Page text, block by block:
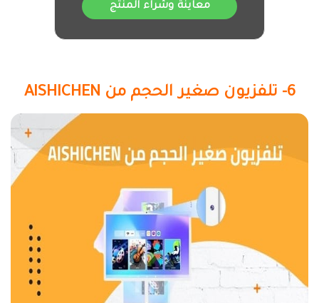
معاينة وشراء المنتج
6- تلفزيون صغير الحجم من AISHICHEN